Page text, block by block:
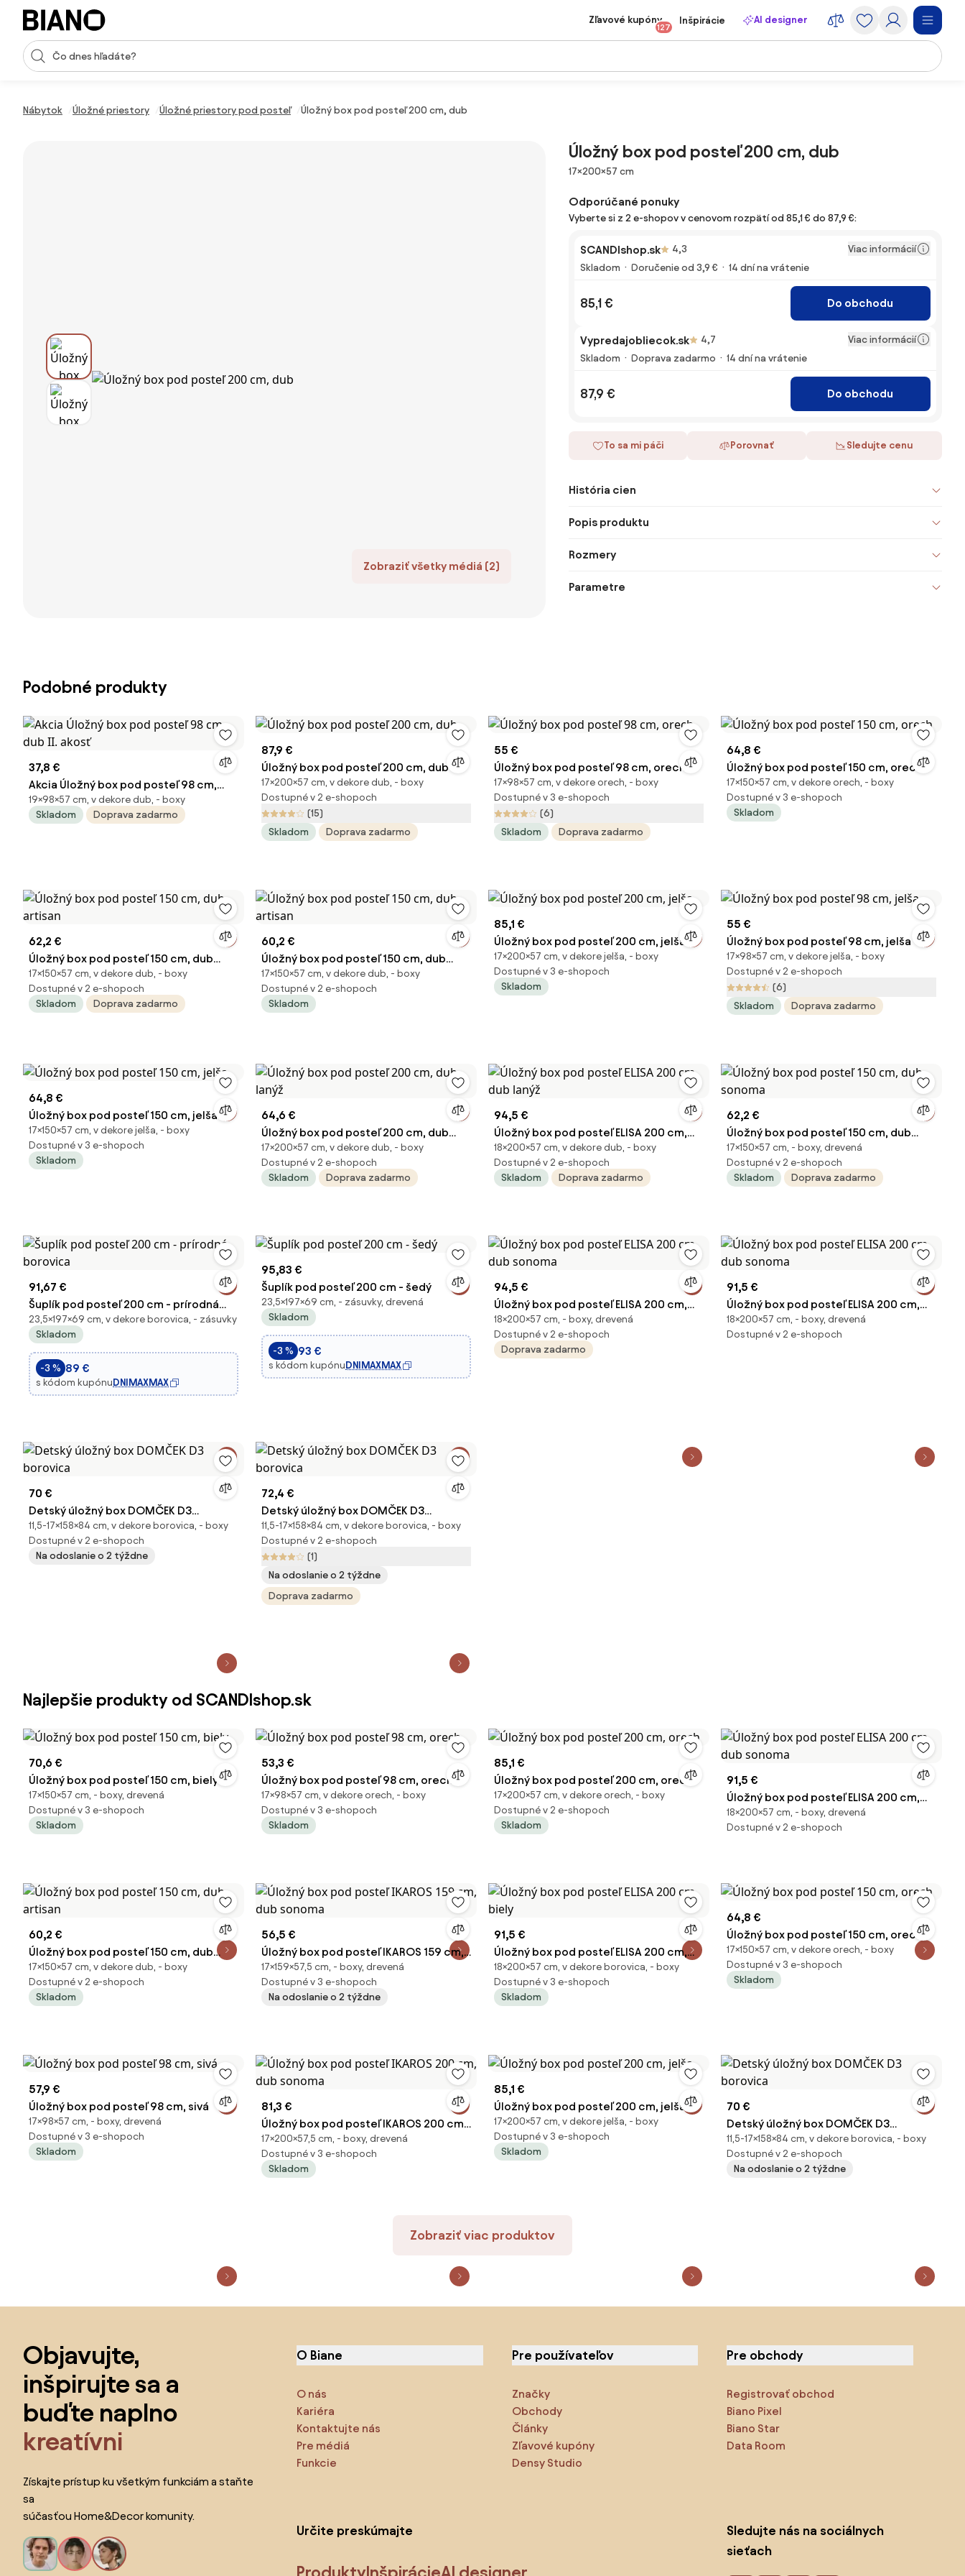
Preskočiť navigáciu, prejsť na obsah
Vstup pre vyhľadávanie
Zľavové kupóny
127
Inšpirácie AI designer
Nábytok Úložné priestory Úložné priestory pod posteľ Úložný box pod posteľ 200 cm, dub
Zobraziť všetky médiá (2)
Úložný box pod posteľ 200 cm, dub
Rozmery
17×200×57 cm
Odporúčané ponuky
Vyberte si z 2 e-shopov v cenovom rozpätí od 85,1 € do 87,9 €:
SCANDIshop.sk 4,3
Viac informácií
Skladom
Doručenie od 3,9 € 14 dní na vrátenie
85,1 € Do obchodu
Vypredajobliecok.sk 4,7
Viac informácií
Skladom
Doprava zadarmo 14 dní na vrátenie
87,9 € Do obchodu
To sa mi páči Porovnať Sledujte cenu
História cien
Popis produktu
Rozmery
Parametre
Podobné produkty
37,8 €
Akcia Úložný box pod posteľ 98 cm,
dub II. akosť
19×98×57 cm, v dekore dub, - boxy
Skladom
Doprava zadarmo
87,9 €
Úložný box pod posteľ 200 cm, dub
17×200×57 cm, v dekore dub, - boxy
Dostupné v 2 e-shopoch
(15)
Skladom
Doprava zadarmo
55 €
Úložný box pod posteľ 98 cm, orech
17×98×57 cm, v dekore orech, - boxy
Dostupné v 3 e-shopoch
(6)
Skladom
Doprava zadarmo
64,8 €
Úložný box pod posteľ 150 cm, orech
17×150×57 cm, v dekore orech, - boxy
Dostupné v 3 e-shopoch
Skladom
62,2 €
Úložný box pod posteľ 150 cm, dub
artisan
17×150×57 cm, v dekore dub, - boxy
Dostupné v 2 e-shopoch
Skladom
Doprava zadarmo
60,2 €
Úložný box pod posteľ 150 cm, dub
artisan
17×150×57 cm, v dekore dub, - boxy
Dostupné v 2 e-shopoch
Skladom
85,1 €
Úložný box pod posteľ 200 cm, jelša
17×200×57 cm, v dekore jelša, - boxy
Dostupné v 3 e-shopoch
Skladom
55 €
Úložný box pod posteľ 98 cm, jelša
17×98×57 cm, v dekore jelša, - boxy
Dostupné v 2 e-shopoch
(6)
Skladom
Doprava zadarmo
64,8 €
Úložný box pod posteľ 150 cm, jelša
17×150×57 cm, v dekore jelša, - boxy
Dostupné v 3 e-shopoch
Skladom
64,6 €
Úložný box pod posteľ 200 cm, dub
lanýž
17×200×57 cm, v dekore dub, - boxy
Dostupné v 2 e-shopoch
Skladom
Doprava zadarmo
94,5 €
Úložný box pod posteľ ELISA 200 cm,
dub lanýž
18×200×57 cm, v dekore dub, - boxy
Dostupné v 2 e-shopoch
Skladom
Doprava zadarmo
62,2 €
Úložný box pod posteľ 150 cm, dub
sonoma
17×150×57 cm, - boxy, drevená
Dostupné v 2 e-shopoch
Skladom
Doprava zadarmo
91,67 €
Šuplík pod posteľ 200 cm - prírodná
borovica
23,5×197×69 cm, v dekore borovica, - zásuvky
Skladom
-3 % 89 €
s kódom kupónu DNIMAXMAX
95,83 €
Šuplík pod posteľ 200 cm - šedý
23,5×197×69 cm, - zásuvky, drevená
Skladom
-3 % 93 €
s kódom kupónu DNIMAXMAX
94,5 €
Úložný box pod posteľ ELISA 200 cm,
dub sonoma
18×200×57 cm, - boxy, drevená
Dostupné v 2 e-shopoch
Doprava zadarmo
91,5 €
Úložný box pod posteľ ELISA 200 cm,
dub sonoma
18×200×57 cm, - boxy, drevená
Dostupné v 2 e-shopoch
70 €
Detský úložný box DOMČEK D3
borovica
11,5-17×158×84 cm, v dekore borovica, - boxy
Dostupné v 2 e-shopoch
Na odoslanie o 2 týždne
72,4 €
Detský úložný box DOMČEK D3
borovica
11,5-17×158×84 cm, v dekore borovica, - boxy
Dostupné v 2 e-shopoch
(1)
Na odoslanie o 2 týždne
Doprava zadarmo
Najlepšie produkty od SCANDIshop.sk
70,6 €
Úložný box pod posteľ 150 cm, biely
17×150×57 cm, - boxy, drevená
Dostupné v 3 e-shopoch
Skladom
53,3 €
Úložný box pod posteľ 98 cm, orech
17×98×57 cm, v dekore orech, - boxy
Dostupné v 3 e-shopoch
Skladom
85,1 €
Úložný box pod posteľ 200 cm, orech
17×200×57 cm, v dekore orech, - boxy
Dostupné v 2 e-shopoch
Skladom
91,5 €
Úložný box pod posteľ ELISA 200 cm,
dub sonoma
18×200×57 cm, - boxy, drevená
Dostupné v 2 e-shopoch
60,2 €
Úložný box pod posteľ 150 cm, dub
artisan
17×150×57 cm, v dekore dub, - boxy
Dostupné v 2 e-shopoch
Skladom
56,5 €
Úložný box pod posteľ IKAROS 159 cm,
dub sonoma
17×159×57,5 cm, - boxy, drevená
Dostupné v 3 e-shopoch
Na odoslanie o 2 týždne
91,5 €
Úložný box pod posteľ ELISA 200 cm,
biely
18×200×57 cm, v dekore borovica, - boxy
Dostupné v 3 e-shopoch
Skladom
64,8 €
Úložný box pod posteľ 150 cm, orech
17×150×57 cm, v dekore orech, - boxy
Dostupné v 3 e-shopoch
Skladom
57,9 €
Úložný box pod posteľ 98 cm, sivá
17×98×57 cm, - boxy, drevená
Dostupné v 3 e-shopoch
Skladom
81,3 €
Úložný box pod posteľ IKAROS 200 cm,
dub sonoma
17×200×57,5 cm, - boxy, drevená
Dostupné v 3 e-shopoch
Skladom
85,1 €
Úložný box pod posteľ 200 cm, jelša
17×200×57 cm, v dekore jelša, - boxy
Dostupné v 3 e-shopoch
Skladom
70 €
Detský úložný box DOMČEK D3
borovica
11,5-17×158×84 cm, v dekore borovica, - boxy
Dostupné v 2 e-shopoch
Na odoslanie o 2 týždne
Zobraziť viac produktov
Objavujte,
inšpirujte sa a
buďte naplno
kreatívni
Získajte prístup ku všetkým funkciám a staňte
sa
súčasťou Home&Decor komunity.
O Biane
O nás
Kariéra
Kontaktujte nás
Pre médiá
Funkcie
Pre používateľov
Značky
Obchody
Články
Zľavové kupóny
Densy Studio
Pre obchody
Registrovať obchod
Biano Pixel
Biano Star
Data Room
Určite preskúmajte
ProduktyInšpirácieAI designer
Sledujte nás na sociálnych
sieťach